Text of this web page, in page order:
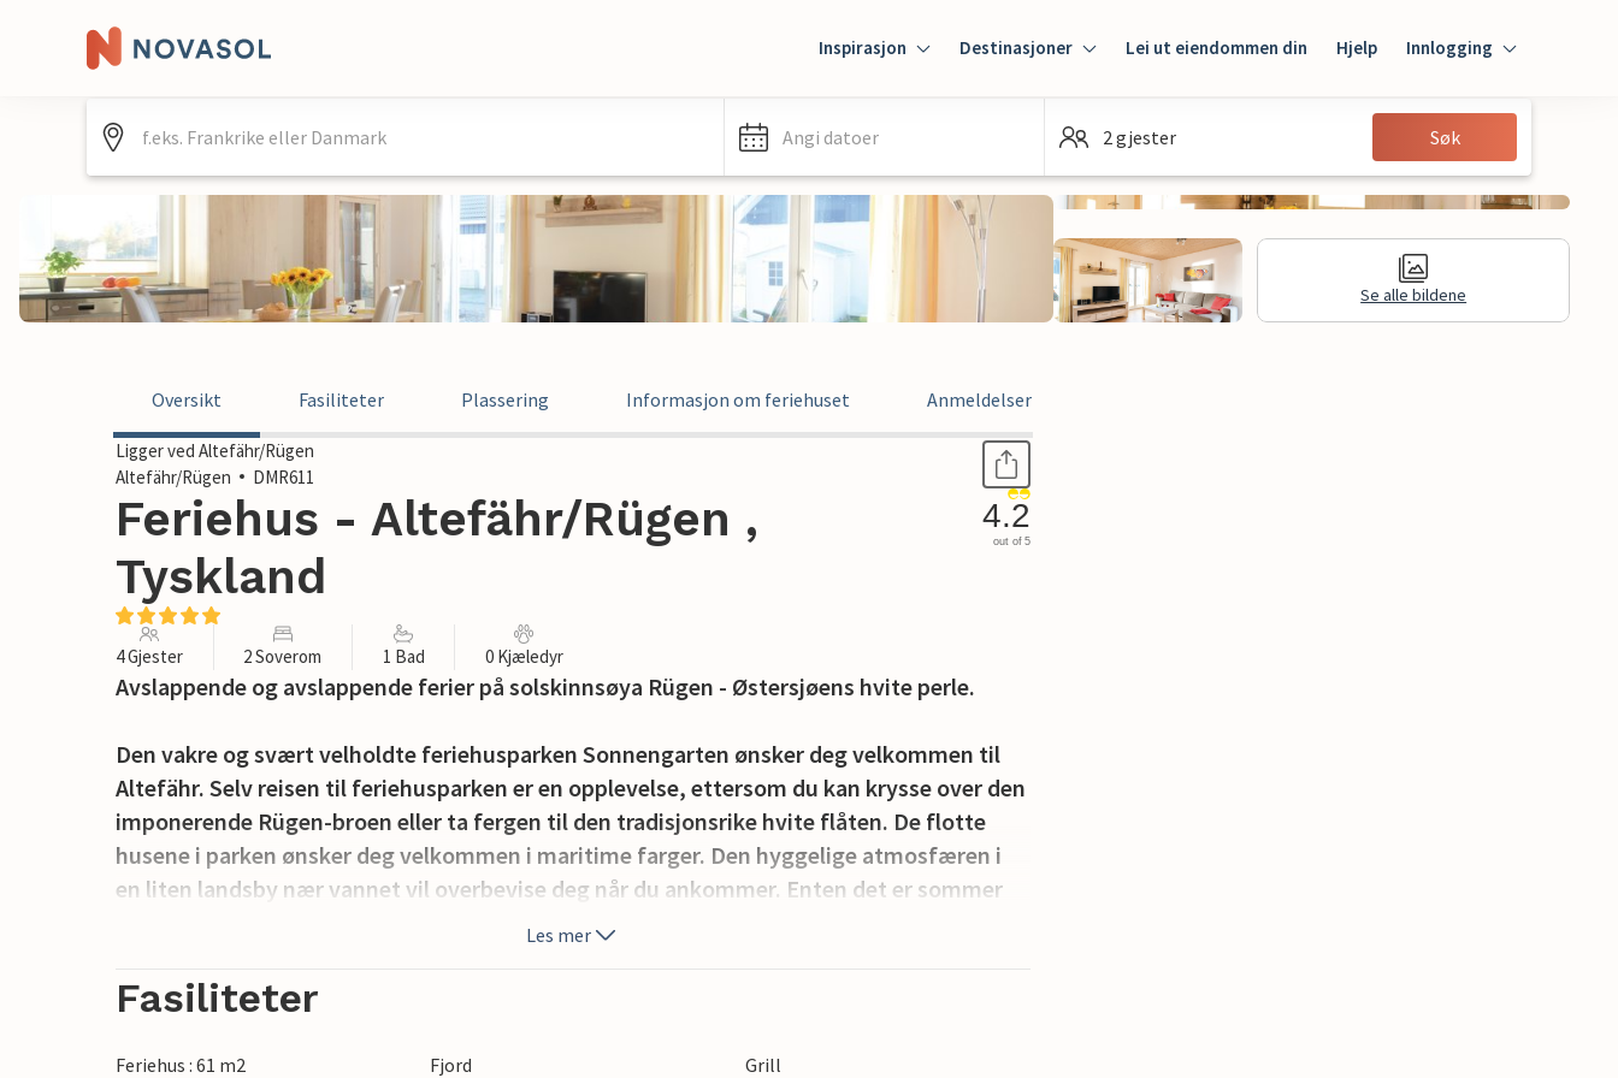
Inspirasjon Destinasjoner Lei ut eiendommen din Hjelp Innlogging
Innlogging
Gjest
Angi datoer 2 gjester Søk
Se alle bildene
Oversikt Fasiliteter Plassering Informasjon om feriehuset Anmeldelser
Ligger ved Altefähr/Rügen
Altefähr/Rügen
DMR611
Feriehus - Altefähr/Rügen ,
Tyskland
4.2
out of 5
4 Gjester 2 Soverom 1 Bad 0 Kjæledyr
Avslappende og avslappende ferier på solskinnsøya Rügen - Østersjøens hvite perle.
Den vakre og svært velholdte feriehusparken Sonnengarten ønsker deg velkommen til
Altefähr. Selv reisen til feriehusparken er en opplevelse, ettersom du kan krysse over den
imponerende Rügen-broen eller ta fergen til den tradisjonsrike hvite flåten. De flotte
husene i parken ønsker deg velkommen i maritime farger. Den hyggelige atmosfæren i
en liten landsby nær vannet vil overbevise deg når du ankommer. Enten det er sommer
eller vinter, innbyr de annerledes og moderne feriehusene i feriehuslandsbyen
dine nærmeste til å slappe av. Feriehuset er komfortabelt og omsorgsfullt innredet, og
Les mer
Fasiliteter
Feriehus : 61 m2 Fjord
Grill